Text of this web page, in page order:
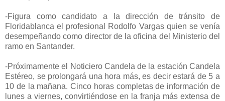
-Figura como candidato a la dirección de tránsito de
Floridablanca el profesional Rodolfo Vargas quien se venía
desempeñando como director de la oficina del Ministerio del
ramo en Santander.
-Próximamente el Noticiero Candela de la estación Candela
Estéreo, se prolongará una hora más, es decir estará de 5 a
10 de la mañana. Cinco horas completas de información de
lunes a viernes, convirtiéndose en la franja más extensa de